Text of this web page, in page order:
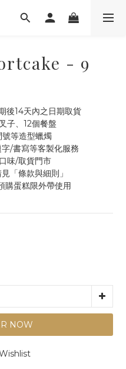
- 9
後14天內之日期取貨
子、12個餐盤
等造型蠟燭
/書寫等客製化服務
味/取貨門市
「條款與細則」
購蛋糕限外帶使用
NOW